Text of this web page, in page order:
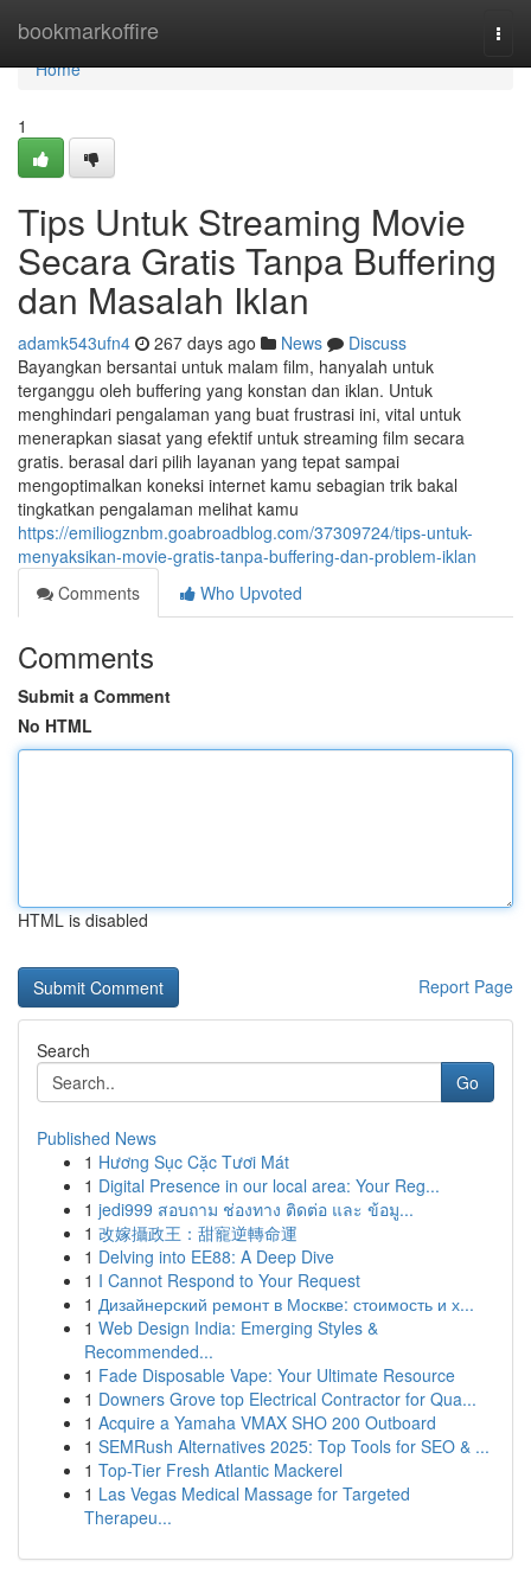
bookmarkoffire
Home
Home
1
Tips Untuk Streaming Movie
Secara Gratis Tanpa Buffering
dan Masalah Iklan
adamk543ufn4 267 days ago News
Discuss
Bayangkan bersantai untuk malam film, hanyalah untuk
terganggu oleh buffering yang konstan dan iklan. Untuk
menghindari pengalaman yang buat frustrasi ini, vital untuk
menerapkan siasat yang efektif untuk streaming film secara
gratis. berasal dari pilih layanan yang tepat sampai
mengoptimalkan koneksi internet kamu sebagian trik bakal
tingkatkan pengalaman melihat kamu
https://emiliogznbm.goabroadblog.com/37309724/tips-untuk-
menyaksikan-movie-gratis-tanpa-buffering-dan-problem-iklan
Comments
Who Upvoted
Comments
Submit a Comment
No HTML
HTML is disabled
Report Page
Search
Go
Published News
1 Hương Sục Cặc Tươi Mát
1 Digital Presence in our local area: Your Reg...
1 jedi999 สอบถาม ช่องทาง ติดต่อ และ ข้อมู...
1 改嫁攝政王：甜寵逆轉命運
1 Delving into EE88: A Deep Dive
1 I Cannot Respond to Your Request
1 Дизайнерский ремонт в Москве: стоимость и х...
1 Web Design India: Emerging Styles &
Recommended...
1 Fade Disposable Vape: Your Ultimate Resource
1 Downers Grove top Electrical Contractor for Qua...
1 Acquire a Yamaha VMAX SHO 200 Outboard
1 SEMRush Alternatives 2025: Top Tools for SEO & ...
1 Top-Tier Fresh Atlantic Mackerel
1 Las Vegas Medical Massage for Targeted
Therapeu...